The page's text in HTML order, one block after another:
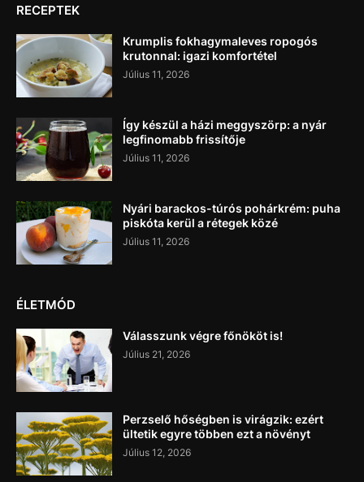
RECEPTEK
Krumplis fokhagymaleves ropogós
krutonnal: igazi komfortétel
Július 11, 2026
Így készül a házi meggyszörp: a nyár
legfinomabb frissítője
Július 11, 2026
Nyári barackos-túrós pohárkrém: puha
piskóta kerül a rétegek közé
Július 11, 2026
ÉLETMÓD
Válasszunk végre főnököt is!
Július 21, 2026
Perzselő hőségben is virágzik: ezért
ültetik egyre többen ezt a növényt
Július 12, 2026